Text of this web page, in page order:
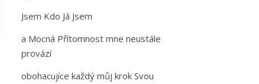
Jsem Kdo Já Jsem
a Mocná Přítomnost mne neustále
provází
obohacujíce každý můj krok Svou